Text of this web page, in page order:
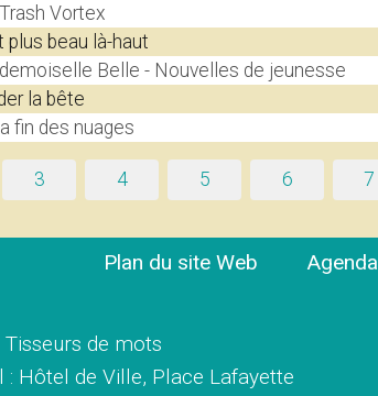
Vortex
plus beau là-haut
Belle - Nouvelles de jeunesse
la bête
fin des nuages
3 4 5 6 7
Plan du site Web Agenda
de mots
: Hôtel de Ville, Place Lafayette